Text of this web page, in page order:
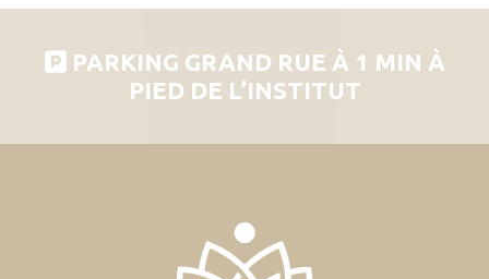
PARKING GRAND RUE À 1 MIN À
PIED DE L’INSTITUT